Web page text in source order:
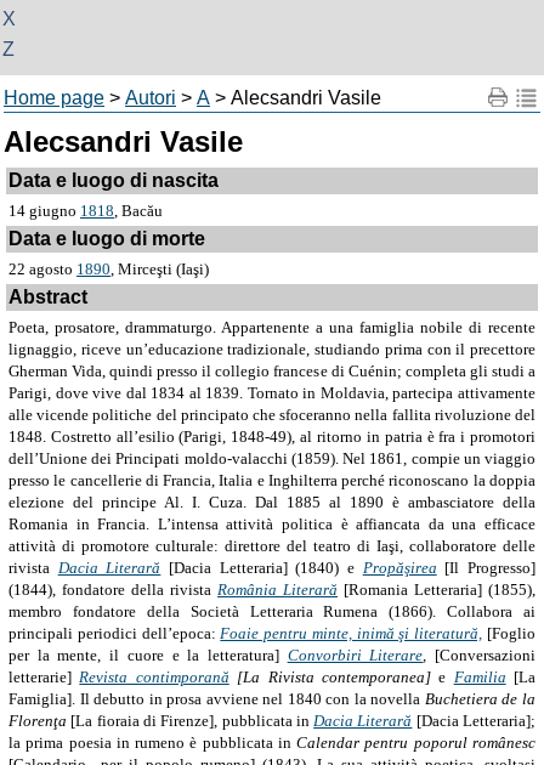
X
Z
Home page > Autori > A > Alecsandri Vasile
Alecsandri Vasile
Data e luogo di nascita
14 giugno 1818, Bacău
Data e luogo di morte
22 agosto 1890, Mirceşti (Iaşi)
Abstract
Poeta, prosatore, drammaturgo. Appartenente a una famiglia nobile di recente
lignaggio, riceve un’educazione tradizionale, studiando prima con il precettore
Gherman Vida, quindi presso il collegio francese di Cuénin; completa gli studi a
Parigi, dove vive dal 1834 al 1839. Tornato in Moldavia, partecipa attivamente
alle vicende politiche del principato che sfoceranno nella fallita rivoluzione del
1848. Costretto all’esilio (Parigi, 1848-49), al ritorno in patria è fra i promotori
dell’Unione dei Principati moldo-valacchi (1859). Nel 1861, compie un viaggio
presso le cancellerie di Francia, Italia e Inghilterra perché riconoscano la doppia
elezione del principe Al. I. Cuza. Dal 1885 al 1890 è ambasciatore della
Romania in Francia. L’intensa attività politica è affiancata da una efficace
attività di promotore culturale: direttore del teatro di Iaşi, collaboratore delle
rivista Dacia Literară [Dacia Letteraria] (1840) e Propăşirea [Il Progresso]
(1844), fondatore della rivista România Literară [Romania Letteraria] (1855),
membro fondatore della Società Letteraria Rumena (1866). Collabora ai
principali periodici dell’epoca:Foaie pentru minte, inimă şi literatură, [Foglio
per la mente, il cuore e la letteratura] Convorbiri Literare, [Conversazioni
letterarie] Revista contimporană [La Rivista contemporanea]e Familia [La
Famiglia]. Il debutto in prosa avviene nel 1840 con la novella Buchetiera de la
Florenţa [La fioraia di Firenze], pubblicata inDacia Literară [Dacia Letteraria];
la prima poesia in rumeno è pubblicata inCalendar pentru poporul românesc